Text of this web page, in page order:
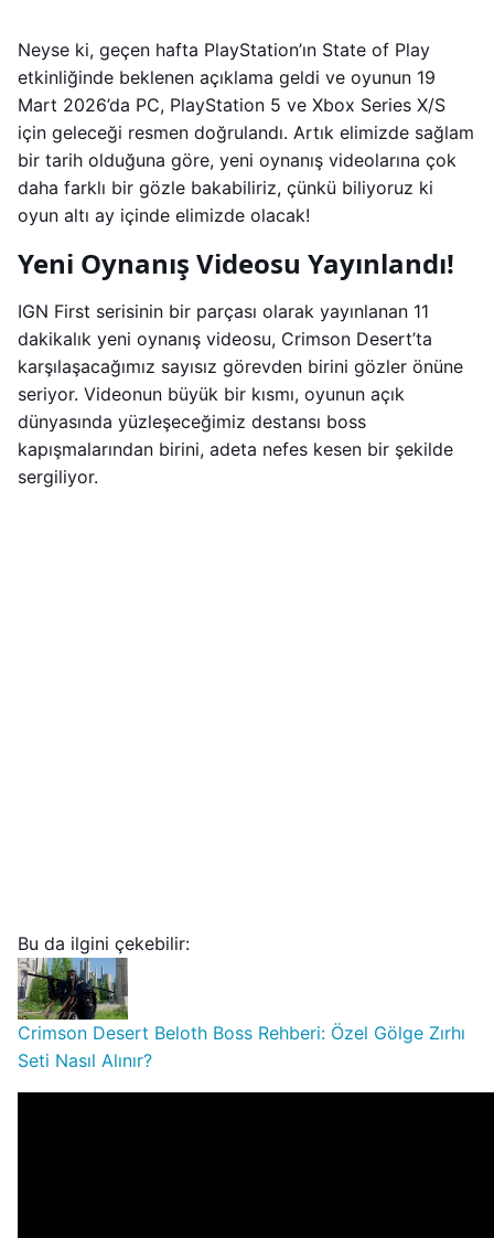
Neyse ki, geçen hafta PlayStation’ın State of Play
etkinliğinde beklenen açıklama geldi ve oyunun 19
Mart 2026’da PC, PlayStation 5 ve Xbox Series X/S
için geleceği resmen doğrulandı. Artık elimizde sağlam
bir tarih olduğuna göre, yeni oynanış videolarına çok
daha farklı bir gözle bakabiliriz, çünkü biliyoruz ki
oyun altı ay içinde elimizde olacak!
Yeni Oynanış Videosu Yayınlandı!
IGN First serisinin bir parçası olarak yayınlanan 11
dakikalık yeni oynanış videosu, Crimson Desert’ta
karşılaşacağımız sayısız görevden birini gözler önüne
seriyor. Videonun büyük bir kısmı, oyunun açık
dünyasında yüzleşeceğimiz destansı boss
kapışmalarından birini, adeta nefes kesen bir şekilde
sergiliyor.
Bu da ilgini çekebilir:
Crimson Desert Beloth Boss Rehberi: Özel Gölge Zırhı
Seti Nasıl Alınır?